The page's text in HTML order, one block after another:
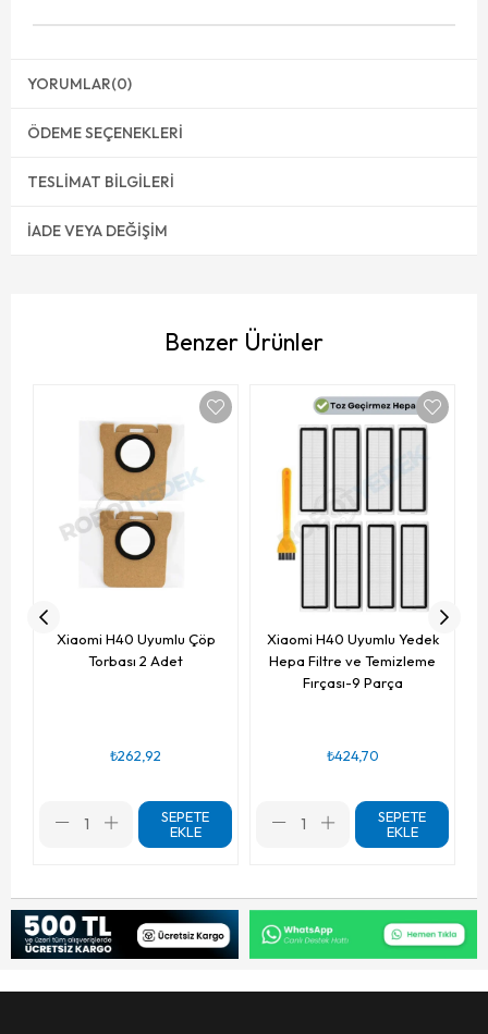
YORUMLAR(0)
ÖDEME SEÇENEKLERI
TESLIMAT BILGILERI
İADE VEYA DEĞIŞIM
Benzer Ürünler
Xiaomi H40 Uyumlu Çöp
Torbası 2 Adet
₺262,92
SEPETE
EKLE
Xiaomi H40 Uyumlu Yedek
Hepa Filtre ve Temizleme
Fırçası-9 Parça
₺424,70
SEPETE
EKLE